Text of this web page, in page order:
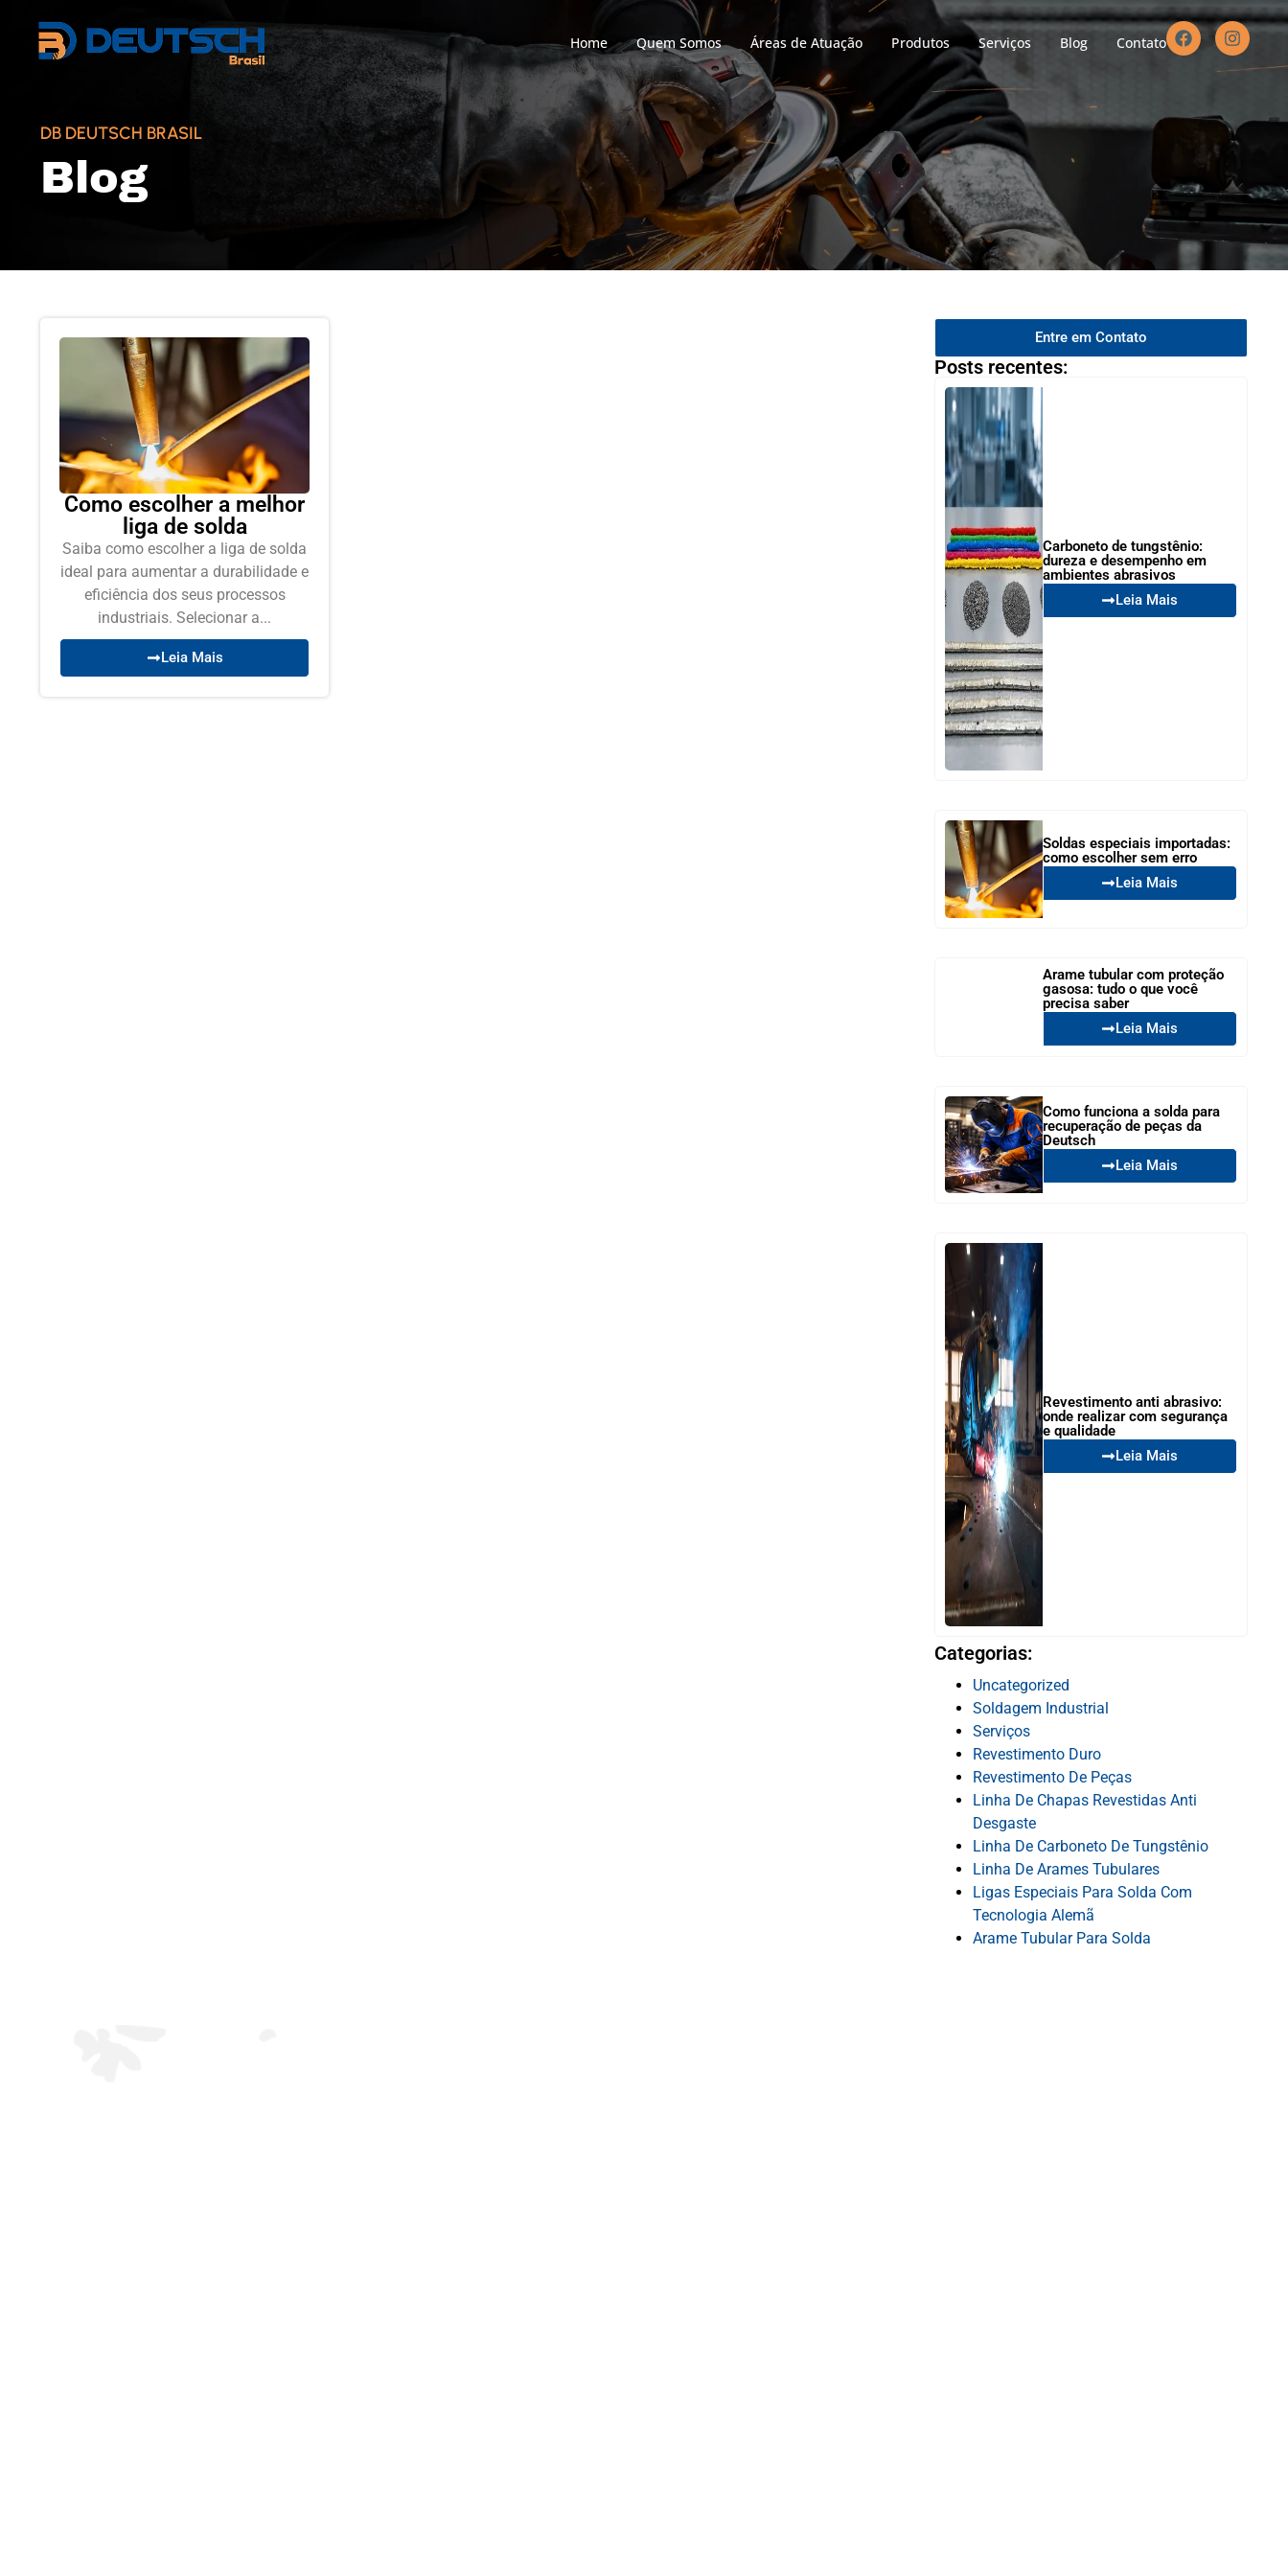
Home Quem Somos Áreas de Atuação Produtos Serviços Blog Contato
DB DEUTSCH BRASIL
Blog
Como escolher a melhor
liga de solda
Saiba como escolher a liga de solda
ideal para aumentar a durabilidade e
eficiência dos seus processos
industriais. Selecionar a...
Leia Mais
Entre em Contato
Posts recentes:
Carboneto de tungstênio:
dureza e desempenho em
ambientes abrasivos
Leia Mais
Soldas especiais importadas:
como escolher sem erro
Leia Mais
Arame tubular com proteção
gasosa: tudo o que você
precisa saber
Leia Mais
Como funciona a solda para
recuperação de peças da
Deutsch
Leia Mais
Revestimento anti abrasivo:
onde realizar com segurança
e qualidade
Leia Mais
Categorias:
Uncategorized
Soldagem Industrial
Serviços
Revestimento Duro
Revestimento De Peças
Linha De Chapas Revestidas Anti
Desgaste
Linha De Carboneto De Tungstênio
Linha De Arames Tubulares
Ligas Especiais Para Solda Com
Tecnologia Alemã
Arame Tubular Para Solda